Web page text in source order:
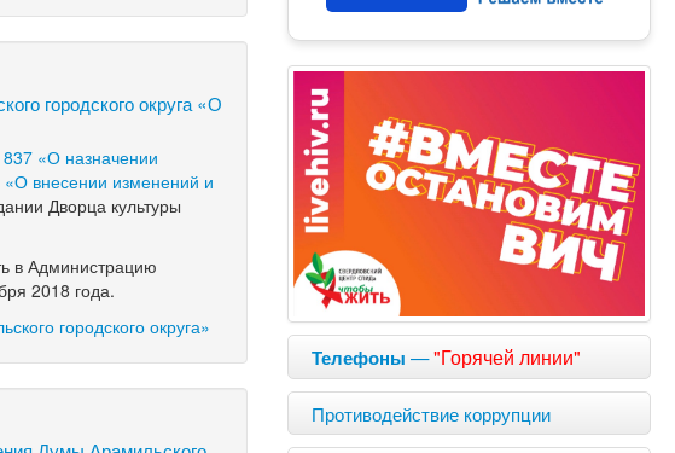
городского округа «О
837 «О назначении
«О внесении изменений и
Дворца культуры
в Администрацию
2018 года.
городского округа»
Телефоны —"Горячей линии"
Противодействие коррупции